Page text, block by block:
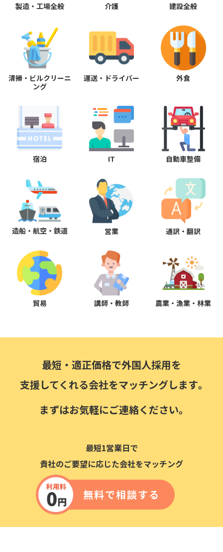
製造・工場全般 介護 建設全般
清掃・ビルクリーニ
ング
運送・ドライバー 外食
宿泊 IT 自動車整備
造船・航空・鉄道 営業 通訳・翻訳
貿易 講師・教師 農業・漁業・林業
最短・適正価格で外国人採用を
支援してくれる会社をマッチングします｡
まずはお気軽にご連絡ください｡
最短1営業日で
貴社のご要望に応じた会社をマッチング
無料で相談する